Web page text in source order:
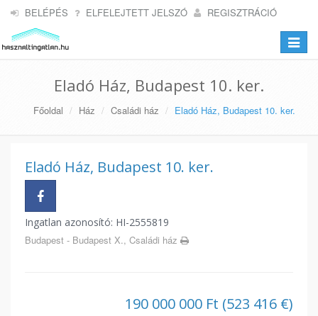
BELÉPÉS ELFELEJTETT JELSZÓ REGISZTRÁCIÓ
Toggle
Eladó Ház, Budapest 10. ker.
Főoldal Ház Családi ház Eladó Ház, Budapest 10. ker.
Eladó Ház, Budapest 10. ker.
Ingatlan azonosító: HI-2555819
Budapest - Budapest X., Családi ház
190 000 000 Ft (523 416 €)